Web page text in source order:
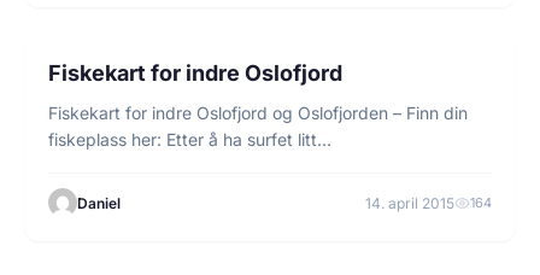
FISKEGUIDER
Fiskekart for indre Oslofjord
Fiskekart for indre Oslofjord og Oslofjorden – Finn din
fiskeplass her: Etter å ha surfet litt…
Daniel 14. april 2015 164